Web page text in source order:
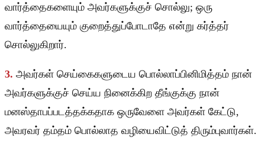
வார்த்தைகளையும் அவர்களுக்குச் சொல்லு; ஒரு
வார்த்தையையும் குறைத்துப்போடாதே என்று கர்த்தர்
சொல்லுகிறார்.
3. அவர்கள் செய்கைகளுடைய பொல்லாப்பினிமித்தம் நான்
அவர்களுக்குச் செய்ய நினைக்கிற தீங்குக்கு நான்
மனஸ்தாபப்படத்தக்கதாக ஒருவேளை அவர்கள் கேட்டு,
அவரவர் தம்தம் பொல்லாத வழியைவிட்டுத் திரும்புவார்கள்.